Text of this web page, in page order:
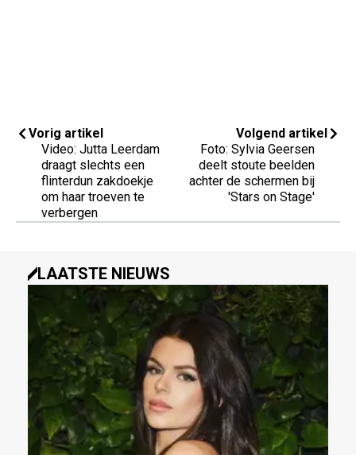
Vorig artikel
Video: Jutta Leerdam
draagt slechts een
flinterdun zakdoekje
om haar troeven te
verbergen
Volgend artikel
Foto: Sylvia Geersen
deelt stoute beelden
achter de schermen bij
'Stars on Stage'
LAATSTE NIEUWS